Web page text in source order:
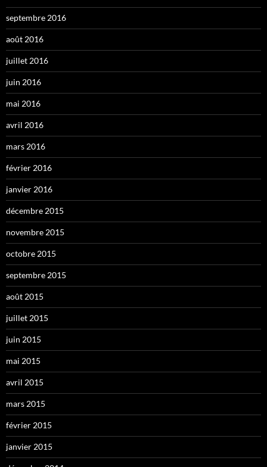
septembre 2016
août 2016
juillet 2016
juin 2016
mai 2016
avril 2016
mars 2016
février 2016
janvier 2016
décembre 2015
novembre 2015
octobre 2015
septembre 2015
août 2015
juillet 2015
juin 2015
mai 2015
avril 2015
mars 2015
février 2015
janvier 2015